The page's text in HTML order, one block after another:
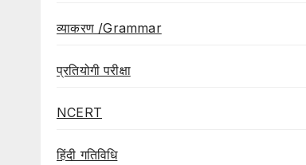
व्याकरण /Grammar
प्रतियोगी परीक्षा
NCERT
हिंदी गतिविधि